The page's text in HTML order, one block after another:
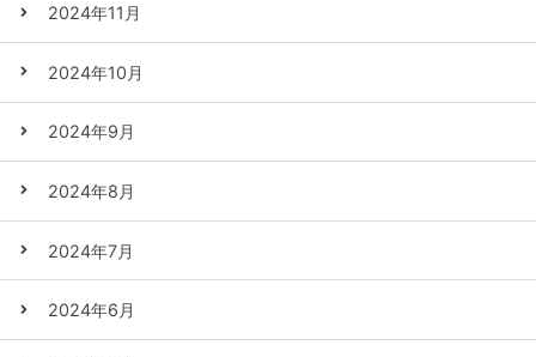
2024年11月
2024年10月
2024年9月
2024年8月
2024年7月
2024年6月